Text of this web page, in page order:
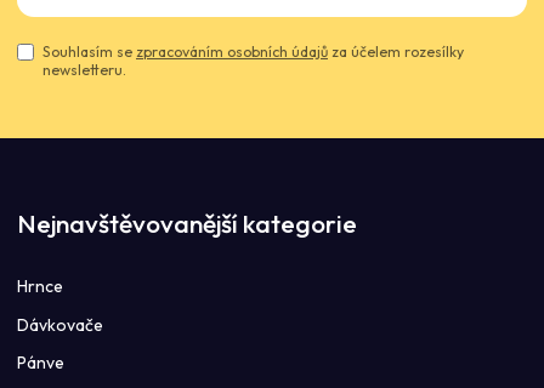
Souhlasím se zpracováním osobních údajů za účelem rozesílky
newsletteru.
Nejnavštěvovanější kategorie
Hrnce
Dávkovače
Pánve